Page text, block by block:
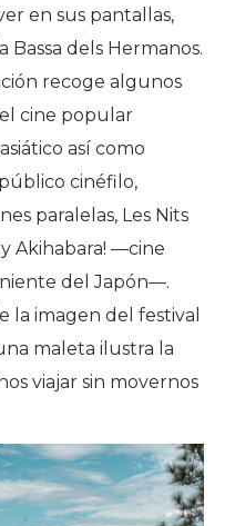
en sus pantallas,
Bassa dels Hermanos.
recoge algunos
cine popular
así como
cinéfilo,
paralelas, Les Nits
Akihabara! —cine
del Japón—.
la imagen del festival
maleta ilustra la
viajar sin movernos